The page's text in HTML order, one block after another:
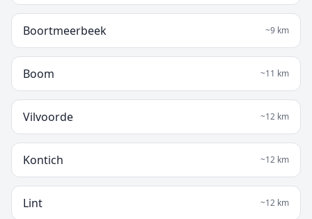
Boortmeerbeek ~9 km
Boom ~11 km
Vilvoorde ~12 km
Kontich ~12 km
Lint ~12 km